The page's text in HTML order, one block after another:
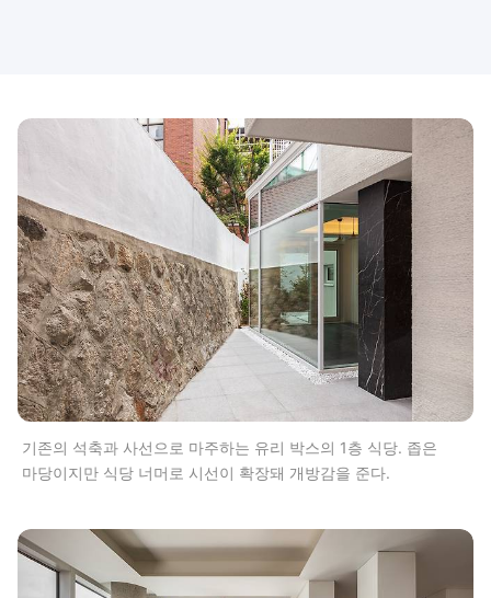
기존의 석축과 사선으로 마주하는 유리 박스의 1층 식당. 좁은
마당이지만 식당 너머로 시선이 확장돼 개방감을 준다.